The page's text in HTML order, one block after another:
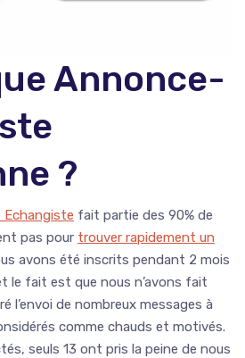
Annonce-
?
Echangiste fait partie des 90% de
pas pour trouver rapidement un
avons été inscrits pendant 2 mois
le fait est que nous n’avons fait
l’envoi de nombreux messages à
comme chauds et motivés.
seuls 13 ont pris la peine de nous